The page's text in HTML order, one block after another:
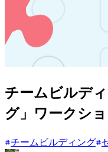
チームビルデ
グ」ワークシ
チームビルディング